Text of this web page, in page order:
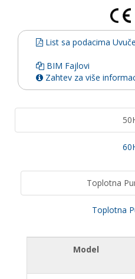
List sa podacima
BIM Fajlovi
Zahtev za više
Toplotna
Toplotna
Model